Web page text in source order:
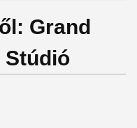
Grand
Stúdió